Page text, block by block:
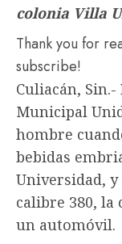
colonia Villa
Thank you for
subscribe!
Culiacán,
Municipal
hombre
bebidas
Universidad,
calibre 380,
un automóvil.